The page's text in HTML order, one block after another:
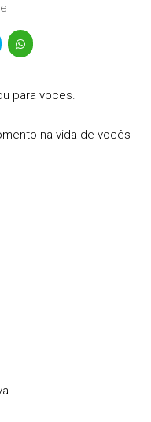
para voces.
na vida de vocês